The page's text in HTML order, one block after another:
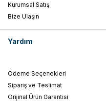
Kurumsal Satış
Bize Ulaşın
Yardım
Ödeme Seçenekleri
Sipariş ve Teslimat
Orijinal Ürün Garantisi